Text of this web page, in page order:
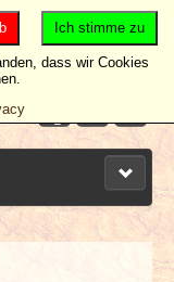
Ich stimme zu
dass wir Cookies